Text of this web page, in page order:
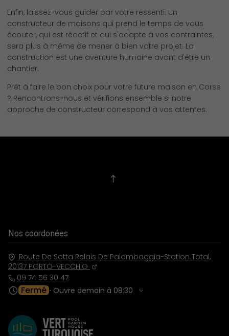
Enfin, laissez-vous guider par votre ressenti. Un
constructeur de maisons qui prend le temps de vous
écouter, qui est réactif et qui s'adapte à vos contraintes,
sera plus à même de mener à bien votre projet. La
construction est une aventure humaine avant d'être un
chantier.
Prêt à faire le bon choix pour votre future maison en Corse
? Rencontrons-nous et vérifions ensemble si notre
approche de constructeur correspond à vos attentes.
Nos coordonées
Route De Sotta Relais De Palombaggia-Station Total,
20137 PORTO-VECCHIO
09 74 56 30 47
Fermé ⋅ Ouvre demain à 08:30